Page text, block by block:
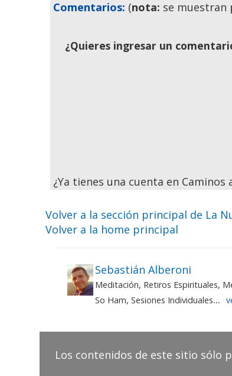
Comentarios: (nota: se muestran
¿Quieres ingresar un
¿Ya tienes una cuenta en Caminos
Volver a la sección principal de La
Volver a la home principal
Sebastián Alberoni
Meditación, Retiros Espirituales,
So Ham, Sesiones Individuales...
Los contenidos de este sitio sólo